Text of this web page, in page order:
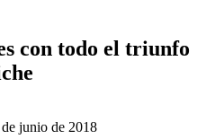
con todo el triunfo
junio de 2018